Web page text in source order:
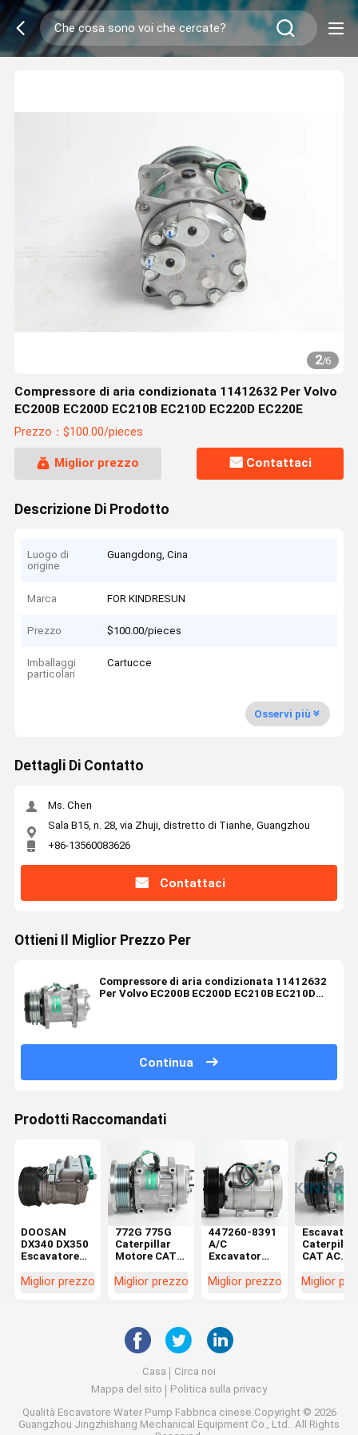
2/6
Compressore di aria condizionata 11412632 Per Volvo
EC200B EC200D EC210B EC210D EC220D EC220E
Prezzo：$100.00/pieces
Miglior prezzo Contattaci
Descrizione Di Prodotto
Luogo di
origine
Guangdong, Cina
Marca FOR KINDRESUN
Prezzo $100.00/pieces
Imballaggi
particolari
Cartucce
Osservi più
Dettagli Di Contatto
Ms. Chen
Sala B15, n. 28, via Zhuji, distretto di Tianhe, Guangzhou
+86-13560083626
Contattaci
Ottieni Il Miglior Prezzo Per
Compressore di aria condizionata 11412632
Per Volvo EC200B EC200D EC210B EC210D
Continua
Prodotti Raccomandati
DOOSAN
DX340 DX350
Escavatore
CA
Miglior prezzo
772G 775G
Caterpillar
Motore CAT
d'aria Parti
Miglior prezzo
447260-8391
A/C
Excavator
259-7243 Per
Miglior prezzo
Caterpillar
CAT AC
308C 308D
Miglior
Casa
Circa noi
Mappa del sito
Politica sulla privacy
Qualità Escavatore Water Pump Fabbrica cinese.Copyright © 2026
Guangzhou Jingzhishang Mechanical Equipment Co., Ltd.. All Rights